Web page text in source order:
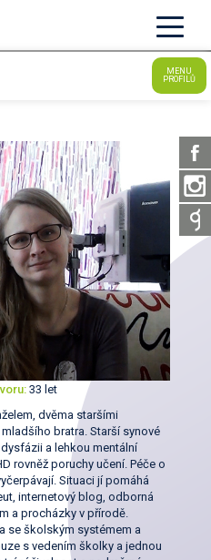
MENU
PROFILŮ
33 let
dvěma staršími
bratra. Starší synové
a lehkou mentální
rovněž poruchy učení. Péče o
Situaci jí pomáhá
internetový blog, odborná
a procházky v přírodě.
se školským systémem a
s vedením školky a jednou